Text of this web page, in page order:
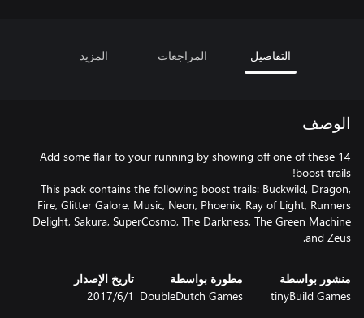
التفاصيل المراجعات المزيد
الوصف
Add some flair to your running by showing off one of these 14
This pack contains the following boost trails: Buckwild, Dragon,
Fire, Glitter Galore, Music, Neon, Phoenix, Ray of Light, Runners
Delight, Sakura, SuperCosmo, The Darkness, The Green Machine
and Zeus.
منشور بواسطة
tinyBuild Games
مطورة بواسطة
DoubleDutch Games
تاريخ الإصدار
1‏/6‏/2017